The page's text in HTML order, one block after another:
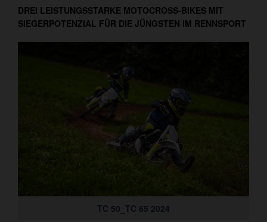
DREI LEISTUNGSSTARKE MOTOCROSS-BIKES MIT
SIEGERPOTENZIAL FÜR DIE JÜNGSTEN IM RENNSPORT
TC 50_TC 65 2024